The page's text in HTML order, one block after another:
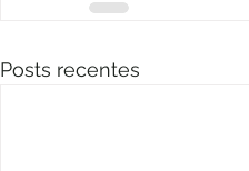
Posts recentes